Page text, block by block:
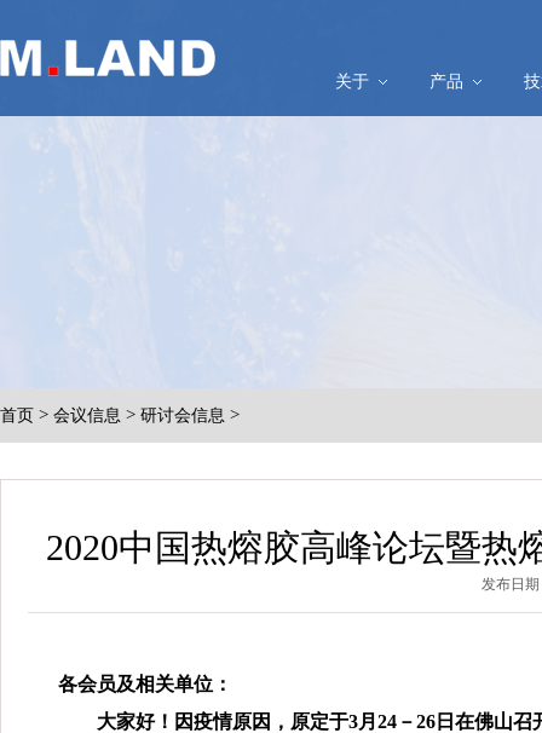
关于 产品
首页 > 会议信息 > 研讨会信息 >
2020中国热熔胶高峰论坛暨热
发布日
各会员及相关单位：
大家好！ 因疫情原因，原定于3月24－26日在佛山